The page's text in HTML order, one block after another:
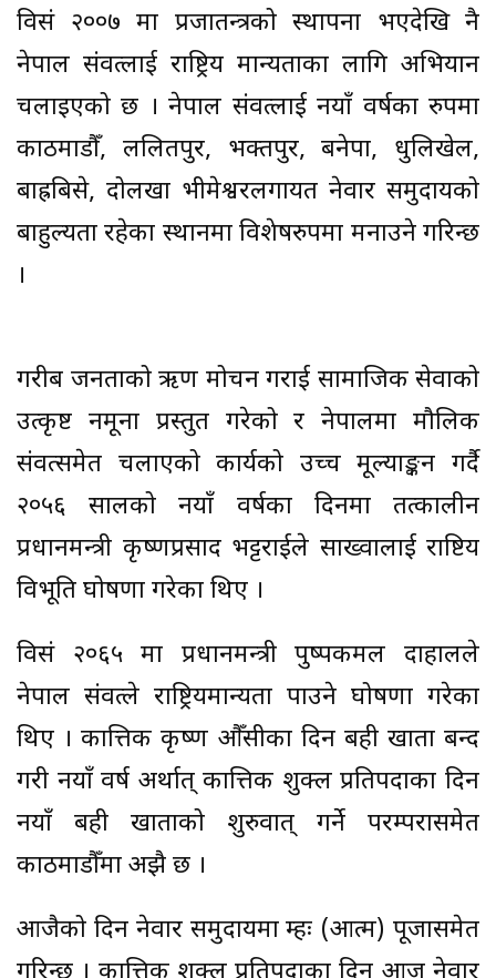
विसं २००७ मा प्रजातन्त्रको स्थापना भएदेखि नै
नेपाल संवत्लाई राष्ट्रिय मान्यताका लागि अभियान
चलाइएको छ । नेपाल संवत्लाई नयाँ वर्षका रुपमा
काठमाडौँ, ललितपुर, भक्तपुर, बनेपा, धुलिखेल,
बाह्रबिसे, दोलखा भीमेश्वरलगायत नेवार समुदायको
बाहुल्यता रहेका स्थानमा विशेषरुपमा मनाउने गरिन्छ
।
गरीब जनताको ऋण मोचन गराई सामाजिक सेवाको
उत्कृष्ट नमूना प्रस्तुत गरेको र नेपालमा मौलिक
संवत्समेत चलाएको कार्यको उच्च मूल्याङ्कन गर्दै
२०५६ सालको नयाँ वर्षका दिनमा तत्कालीन
प्रधानमन्त्री कृष्णप्रसाद भट्टराईले साख्वालाई राष्टिय
विभूति घोषणा गरेका थिए ।
विसं २०६५ मा प्रधानमन्त्री पुष्पकमल दाहालले
नेपाल संवत्ले राष्ट्रियमान्यता पाउने घोषणा गरेका
थिए । कात्तिक कृष्ण औँसीका दिन बही खाता बन्द
गरी नयाँ वर्ष अर्थात् कात्तिक शुक्ल प्रतिपदाका दिन
नयाँ बही खाताको शुरुवात् गर्ने परम्परासमेत
काठमाडौँमा अझै छ ।
आजैको दिन नेवार समुदायमा म्हः (आत्म) पूजासमेत